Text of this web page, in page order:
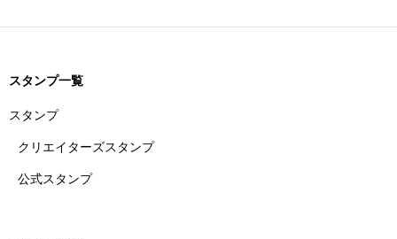
スタンプ一覧
スタンプ
クリエイターズスタンプ
公式スタンプ